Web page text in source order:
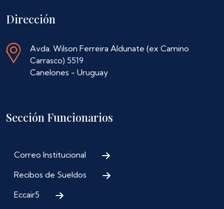
Dirección
Avda. Wilson Ferreira Aldunate (ex Camino
Carrasco) 5519
Canelones - Uruguay
Sección Funcionarios
Correo Institucional
Recibos de Sueldos
Eccair5